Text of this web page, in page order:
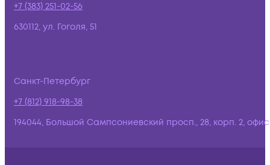
+7 (383) 251-02-56
630112, ул. Гоголя, 51
Санкт-Петербург
+7 (812) 918-98-38
194044, Большой Сампсониевский просп., 28, корп. 2,